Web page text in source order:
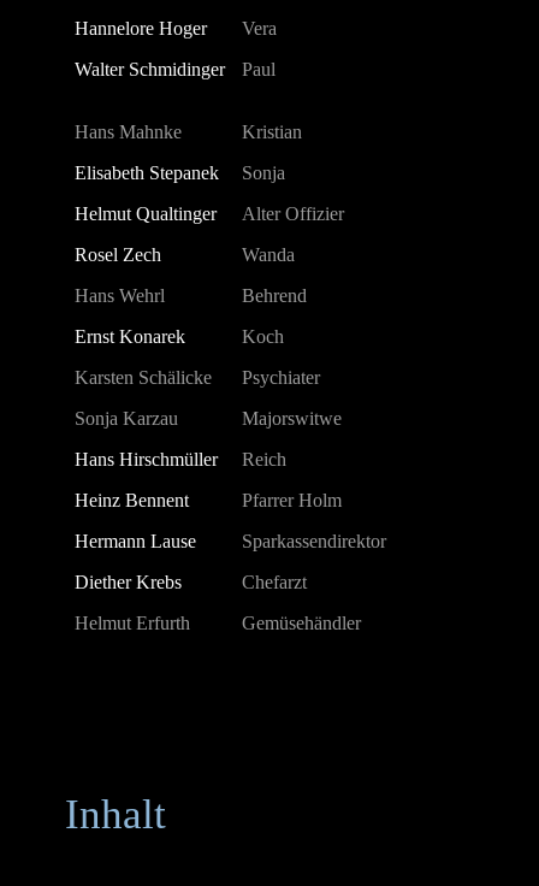
Hannelore Hoger
Vera
Walter Schmidinger
Paul
Hans Mahnke
Kristian
Elisabeth Stepanek
Sonja
Helmut Qualtinger
Alter Offizier
Rosel Zech
Wanda
Hans Wehrl
Behrend
Ernst Konarek
Koch
Karsten Schälicke
Psychiater
Sonja Karzau
Majorswitwe
Hans Hirschmüller
Reich
Heinz Bennent
Pfarrer Holm
Hermann Lause
Sparkassendirektor
Diether Krebs
Chefarzt
Helmut Erfurth
Gemüsehändler
Inhalt